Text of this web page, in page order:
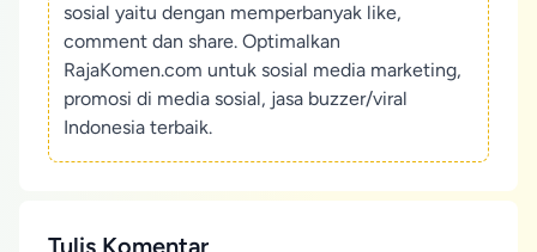
sosial yaitu dengan memperbanyak like,
comment dan share. Optimalkan
RajaKomen.com untuk sosial media marketing,
promosi di media sosial, jasa buzzer/viral
Indonesia terbaik.
Tulis Komentar